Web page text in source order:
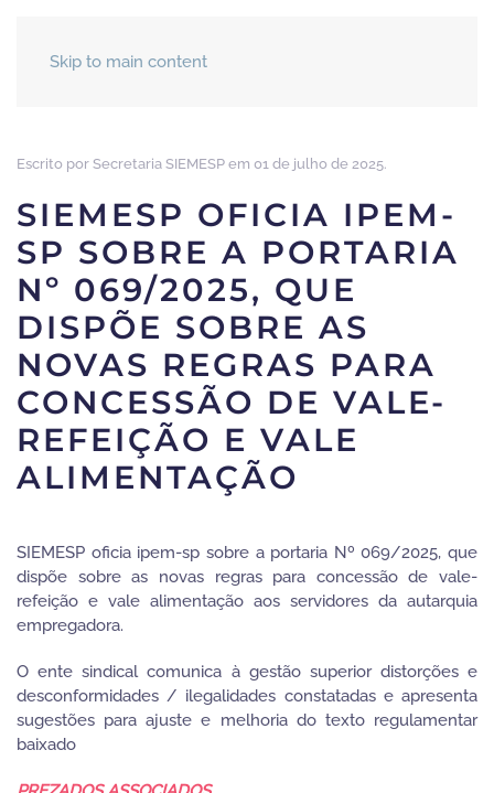
Skip to main content
Escrito por Secretaria SIEMESP em 01 de julho de 2025.
SIEMESP OFICIA IPEM-
SP SOBRE A PORTARIA
Nº 069/2025, QUE
DISPÕE SOBRE AS
NOVAS REGRAS PARA
CONCESSÃO DE VALE-
REFEIÇÃO E VALE
ALIMENTAÇÃO
SIEMESP oficia ipem-sp sobre a portaria Nº 069/2025, que
dispõe sobre as novas regras para concessão de vale-
refeição e vale alimentação aos servidores da autarquia
empregadora.
O ente sindical comunica à gestão superior distorções e
desconformidades / ilegalidades constatadas e apresenta
sugestões para ajuste e melhoria do texto regulamentar
baixado